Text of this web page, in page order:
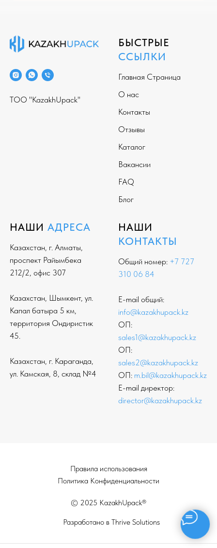
ТОО "KazakhUpack"
БЫСТРЫЕ
ССЫЛКИ
Главная Страница
О нас
Контакты
Отзывы
Каталог
Вакансии
FAQ
Блог
НАШИ АДРЕСА
Казахстан, г. Алматы,
проспект Райымбека
212/2, офис 307
Казахстан, Шымкент, ул.
Капал батыра 5 км,
территория Ондиристик
45.
Казахстан, г. Караганда,
ул. Камская, 8, склад №4
НАШИ
КОНТАКТЫ
Общий номер: +7 727
310 06 84
E-mail общий:
info@kazakhupack.kz
ОП:
sales1@kazakhupack.kz
ОП:
sales2@kazakhupack.kz
ОП: m.bil@kazakhupack.kz
E-mail директор:
director@kazakhupack.kz
Правила использования
Политика Конфиденциальности
© 2025 KazakhUpack®
Разработано в Thrive Solutions